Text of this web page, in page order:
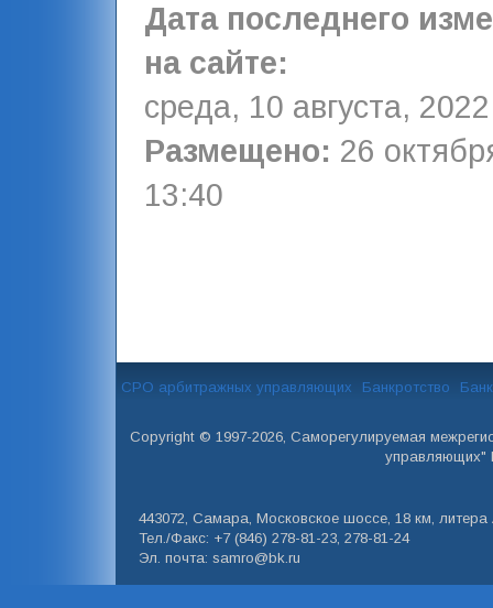
Дата последнего
на сайте:
среда, 10 августа,
Размещено: 26
13:40
СРО арбитражных управляющих Банкротство
Copyright © 1997-2026, Саморегулируемая
управляющих"
443072, Самара, Московское шоссе, 18 км, литера
Тел./Факс: +7 (846) 278-81-23, 278-81-24
Эл. почта: samro@bk.ru